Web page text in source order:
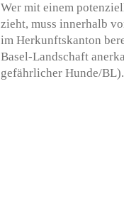
Wer mit einem
zieht, muss innerhalb
im Herkunftskanton
Basel-Landschaft
gefährlicher Hunde/BL).